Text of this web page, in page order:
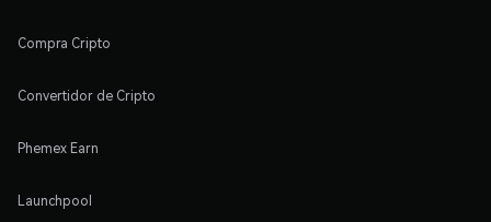
Compra Cripto
Convertidor de Cripto
Phemex Earn
Launchpool